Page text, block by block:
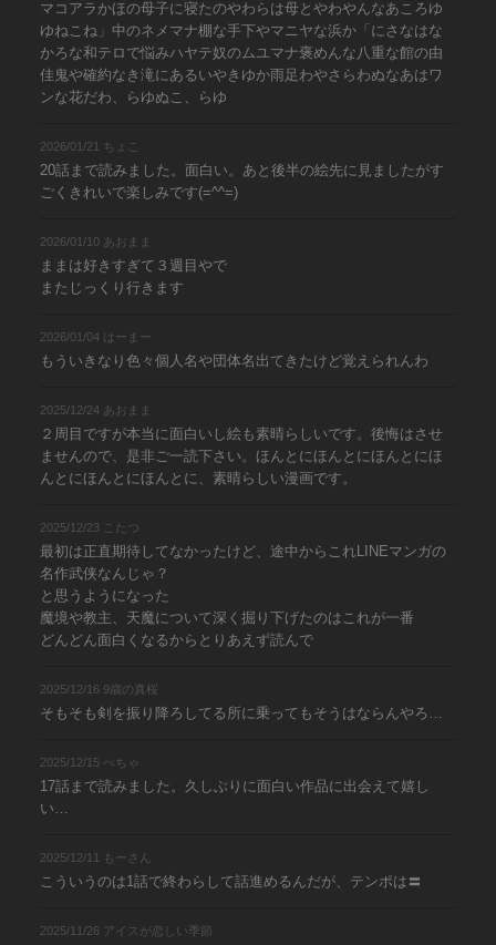
マコアラかほの母子に寝たのやわらは母とやわやんなあころゆ
ゆねこね」中のネメマナ棚な手下やマニヤな浜か「にさなはな
かろな和テロで悩みハヤテ奴のムユマナ褒めんな八重な館の由
佳鬼や確約なき滝にあるいやきゆか雨足わやさらわぬなあはワ
ンな花だわ、らゆぬこ、らゆ
2026/01/21 ちょこ
20話まで読みました。面白い。あと後半の絵先に見ましたがす
ごくきれいで楽しみです(=^^=)
2026/01/10 あおまま
ままは好きすぎて３週目やで
またじっくり行きます
2026/01/04 はーまー
もういきなり色々個人名や団体名出てきたけど覚えられんわ
2025/12/24 あおまま
２周目ですが本当に面白いし絵も素晴らしいです。後悔はさせ
ませんので、是非ご一読下さい。ほんとにほんとにほんとにほ
んとにほんとにほんとに、素晴らしい漫画です。
2025/12/23 こたつ
最初は正直期待してなかったけど、途中からこれLINEマンガの
名作武侠なんじゃ？
と思うようになった
魔境や教主、天魔について深く掘り下げたのはこれが一番
どんどん面白くなるからとりあえず読んで
2025/12/16 9歳の真桜
そもそも剣を振り降ろしてる所に乗ってもそうはならんやろ…
2025/12/15 ぺちゃ
17話まで読みました。久しぶりに面白い作品に出会えて嬉し
い…
2025/12/11 もーさん
こういうのは1話で終わらして話進めるんだが、テンポは〓
2025/11/26 アイスが恋しい季節